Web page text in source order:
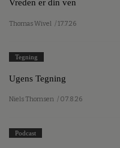
Vreden er din ven
Thomas Wivel / 17.7.26
Tegning
Ugens Tegning
Niels Thomsen / 07.8.26
Podcast